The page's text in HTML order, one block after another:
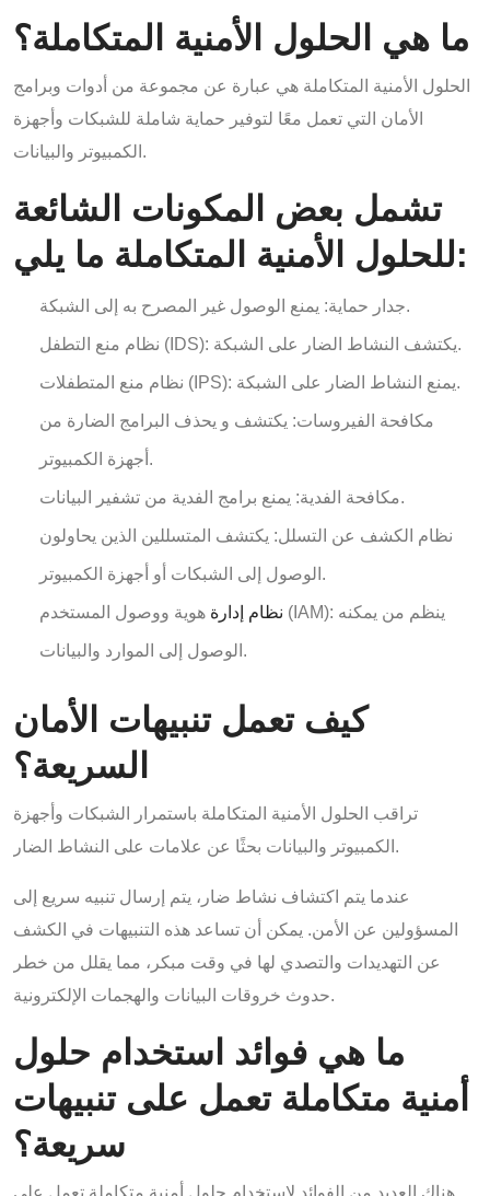
ما هي الحلول الأمنية المتكاملة؟
الحلول الأمنية المتكاملة هي عبارة عن مجموعة من أدوات وبرامج
الأمان التي تعمل معًا لتوفير حماية شاملة للشبكات وأجهزة
الكمبيوتر والبيانات.
تشمل بعض المكونات الشائعة
للحلول الأمنية المتكاملة ما يلي:
جدار حماية: يمنع الوصول غير المصرح به إلى الشبكة.
نظام منع التطفل (IDS): يكتشف النشاط الضار على الشبكة.
نظام منع المتطفلات (IPS): يمنع النشاط الضار على الشبكة.
مكافحة الفيروسات: يكتشف و يحذف البرامج الضارة من
أجهزة الكمبيوتر.
مكافحة الفدية: يمنع برامج الفدية من تشفير البيانات.
نظام الكشف عن التسلل: يكتشف المتسللين الذين يحاولون
الوصول إلى الشبكات أو أجهزة الكمبيوتر.
نظام إدارة هوية ووصول المستخدم (IAM): ينظم من يمكنه
الوصول إلى الموارد والبيانات.
كيف تعمل تنبيهات الأمان
السريعة؟
تراقب الحلول الأمنية المتكاملة باستمرار الشبكات وأجهزة
الكمبيوتر والبيانات بحثًا عن علامات على النشاط الضار.
عندما يتم اكتشاف نشاط ضار، يتم إرسال تنبيه سريع إلى
المسؤولين عن الأمن. يمكن أن تساعد هذه التنبيهات في الكشف
عن التهديدات والتصدي لها في وقت مبكر، مما يقلل من خطر
حدوث خروقات البيانات والهجمات الإلكترونية.
ما هي فوائد استخدام حلول
أمنية متكاملة تعمل على تنبيهات
سريعة؟
هناك العديد من الفوائد لاستخدام حلول أمنية متكاملة تعمل على